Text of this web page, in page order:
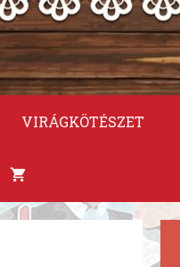
VIRÁGKÖTÉSZET